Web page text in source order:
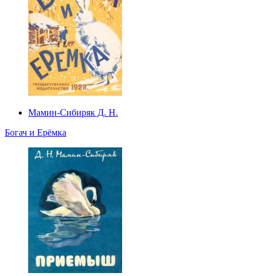
Мамин-Сибиряк Д. Н.
Богач и Ерёмка